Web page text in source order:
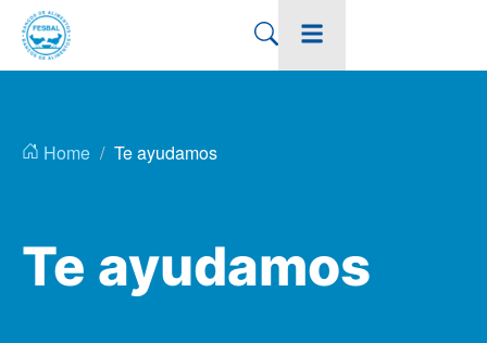
Home Te ayudamos
Te ayudamos